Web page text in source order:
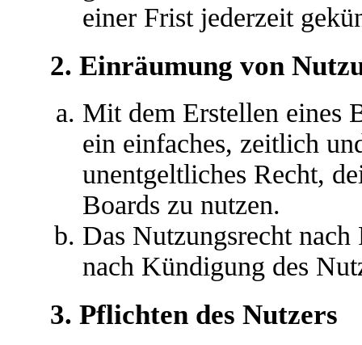
einer Frist jederzeit
2. Einräumung von
Mit dem Erstellen eines
ein einfaches, zeitlich
unentgeltliches Recht,
Boards zu nutzen.
Das Nutzungsrecht
nach Kündigung des
3. Pflichten des Nutzers